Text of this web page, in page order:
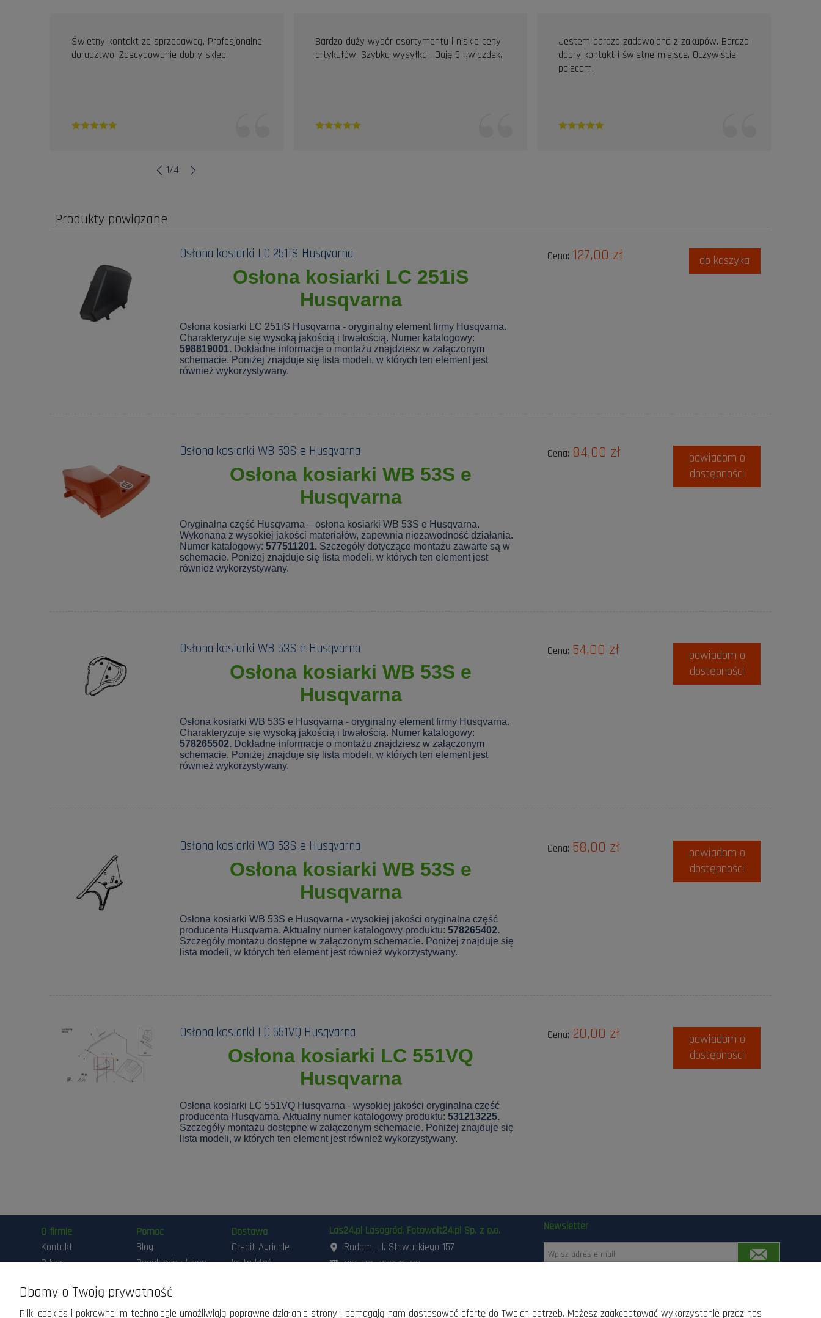
Świetny kontakt ze sprzedawcą. Profesjonalne
doradztwo. Zdecydowanie dobry sklep.
Bardzo duży wybór asortymentu i niskie ceny
artykułów. Szybka wysyłka . Daję 5 gwiazdek.
Jestem bardzo zadowolona z zakupów. Bardzo
dobry kontakt i świetne miejsce. Oczywiście
polecam.
1/4
Produkty powiązane
Osłona kosiarki LC 251iS Husqvarna
Osłona kosiarki LC 251iS
Husqvarna
Osłona kosiarki LC 251iS Husqvarna - oryginalny element firmy Husqvarna.
Charakteryzuje się wysoką jakością i trwałością. Numer katalogowy:
598819001. Dokładne informacje o montażu znajdziesz w załączonym
schemacie. Poniżej znajduje się lista modeli, w których ten element jest
również wykorzystywany.
Cena: 127,00 zł do koszyka
Osłona kosiarki WB 53S e Husqvarna
Osłona kosiarki WB 53S e
Husqvarna
Oryginalna część Husqvarna – osłona kosiarki WB 53S e Husqvarna.
Wykonana z wysokiej jakości materiałów, zapewnia niezawodność działania.
Numer katalogowy:577511201. Szczegóły dotyczące montażu zawarte są w
schemacie. Poniżej znajduje się lista modeli, w których ten element jest
również wykorzystywany.
Cena: 84,00 zł
powiadom o
dostępności
Osłona kosiarki WB 53S e Husqvarna
Osłona kosiarki WB 53S e
Husqvarna
Osłona kosiarki WB 53S e Husqvarna - oryginalny element firmy Husqvarna.
Charakteryzuje się wysoką jakością i trwałością. Numer katalogowy:
578265502. Dokładne informacje o montażu znajdziesz w załączonym
schemacie. Poniżej znajduje się lista modeli, w których ten element jest
również wykorzystywany.
Cena: 54,00 zł
powiadom o
dostępności
Osłona kosiarki WB 53S e Husqvarna
Osłona kosiarki WB 53S e
Husqvarna
Osłona kosiarki WB 53S e Husqvarna - wysokiej jakości oryginalna część
producenta Husqvarna. Aktualny numer katalogowy produktu:578265402.
Szczegóły montażu dostępne w załączonym schemacie. Poniżej znajduje się
lista modeli, w których ten element jest również wykorzystywany.
Cena: 58,00 zł
powiadom o
dostępności
Osłona kosiarki LC 551VQ Husqvarna
Osłona kosiarki LC 551VQ
Husqvarna
Osłona kosiarki LC 551VQ Husqvarna - wysokiej jakości oryginalna część
producenta Husqvarna. Aktualny numer katalogowy produktu:531213225.
Szczegóły montażu dostępne w załączonym schemacie. Poniżej znajduje się
lista modeli, w których ten element jest również wykorzystywany.
Cena: 20,00 zł
powiadom o
dostępności
O firmie
Kontakt
O Nas
Pomoc
Blog
Regulamin sklepu
prywatności
Dostawa
Credit Agricole
Instruktaż
Las24.pl Lasogród, Fotowolt24.pl Sp. z o.o.
Radom, ul. Słowackiego 157
NIP: 796-298-18-03
sklep@lasogrod.pl
Newsletter
z siedziba w Radomiu przy ul. Słowackiego 157 srodkami
Dbamy o Twoją prywatność
Pliki cookies i pokrewne im technologie umożliwiają poprawne działanie strony i pomagają nam dostosować ofertę do Twoich potrzeb. Możesz zaakceptować wykorzystanie przez nas